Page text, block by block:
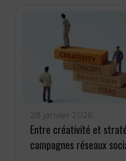
28 janvier 2026
Entre créativité et
campagnes réseaux